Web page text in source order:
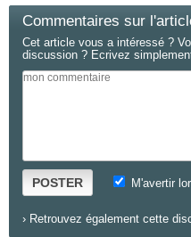
Commentaires sur
Cet article vous a intéressé ?
discussion ? Ecrivez
POSTER M'avertir
› Retrouvez également cette